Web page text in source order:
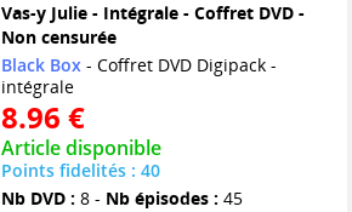
Vas-y Julie - Intégrale - Coffret DVD -
Non censurée
Black Box- Coffret DVD Digipack -
intégrale
8.96 €
Article disponible
Points fidelités : 40
Nb DVD : 8 - Nb épisodes : 45